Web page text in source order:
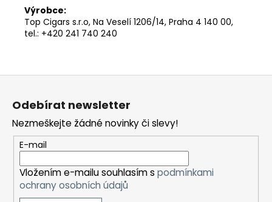
Výrobce:
Top Cigars s.r.o, Na Veselí 1206/14, Praha 4 140 00,
tel.: +420 241 740 240
Odebírat newsletter
Nezmeškejte žádné novinky či slevy!
E-mail
Vložením e-mailu souhlasím s podmínkami
ochrany osobních údajů